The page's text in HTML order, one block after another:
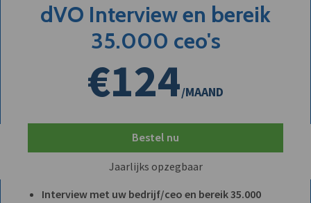
dVO Interview en bereik
35.000 ceo's
€124/MAAND
Bestel nu
Jaarlijks opzegbaar
Interview met uw bedrijf/ceo en bereik 35.000